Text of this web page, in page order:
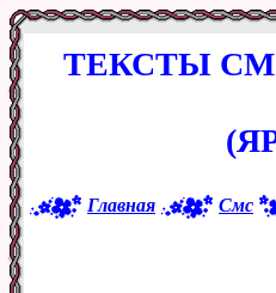
ТЕКСТЫ
Главная Смс